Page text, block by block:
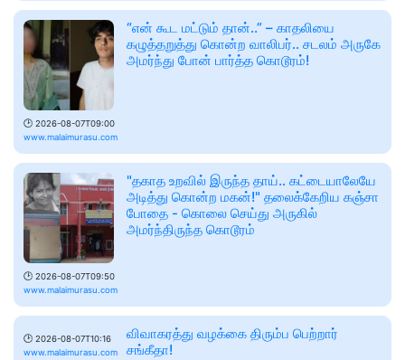
🕑 2026-08-07T09:00
www.malaimurasu.com
“என் கூட மட்டும் தான்..” – காதலியை
கழுத்தறுத்து கொன்ற வாலிபர்.. சடலம் அருகே
அமர்ந்து போன் பார்த்த கொடூரம்!
🕑 2026-08-07T09:50
www.malaimurasu.com
"தகாத உறவில் இருந்த தாய்.. கட்டையாலேயே
அடித்து கொன்ற மகன்!" தலைக்கேறிய கஞ்சா
போதை - கொலை செய்து அருகில்
அமர்ந்திருந்த கொடூரம்
🕑 2026-08-07T10:16
www.malaimurasu.com
விவாகரத்து வழக்கை திரும்ப பெற்றார்
சங்கீதா!